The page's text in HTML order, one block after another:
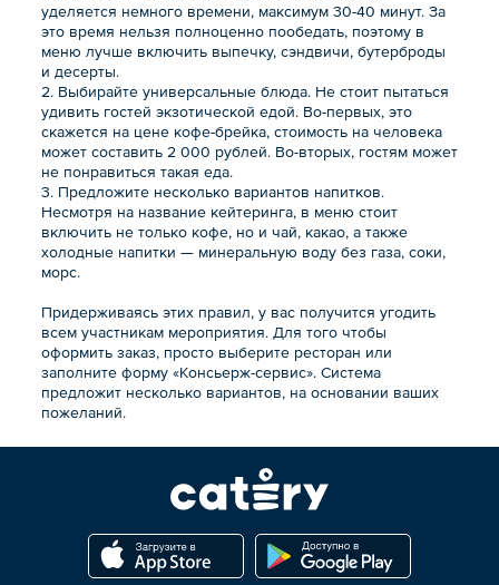
уделяется немного времени, максимум 30-40 минут. За
это время нельзя полноценно пообедать, поэтому в
меню лучше включить выпечку, сэндвичи, бутерброды
и десерты.
2. Выбирайте универсальные блюда. Не стоит пытаться
удивить гостей экзотической едой. Во-первых, это
скажется на цене кофе-брейка, стоимость на человека
может составить 2 000 рублей. Во-вторых, гостям может
не понравиться такая еда.
3. Предложите несколько вариантов напитков.
Несмотря на название кейтеринга, в меню стоит
включить не только кофе, но и чай, какао, а также
холодные напитки — минеральную воду без газа, соки,
морс.
Придерживаясь этих правил, у вас получится угодить
всем участникам мероприятия. Для того чтобы
оформить заказ, просто выберите ресторан или
заполните форму «Консьерж-сервис». Система
предложит несколько вариантов, на основании ваших
пожеланий.